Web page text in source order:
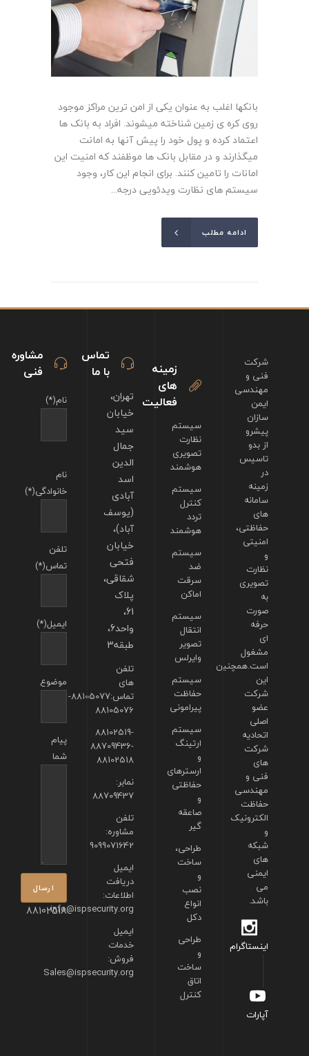
بانکها اغلب به عنوان یکی از امن ترین مراکز موجود
روی کره ی زمین شناخته میشوند. افراد به بانک ها
اعتماد کرده و پول خود را پیش آنها به امانت
میگذارند و در مقابل بانک ها موظفند که امنیت این
امانات را تامین کنند. برای انجام این کار، وجود
سیستم های نظارت ویدئویی درجه...
ادامه مطلب
مشاوره
فنی
نام(*)
نام
خانوادگی(*)
تلفن
تماس(*)
ایمیل(*)
موضوع
پیام
شما
88102518
تماس
با ما
تهران،
خیابان
سید
جمال
الدین
اسد
آبادی
(یوسف
آباد)،
خیابان
فتحی
شقاقی،
پلاک
61،
واحد6،
طبقه3
تلفن
های
تماس:88105077-
88105076
88102519-
88709436-
88102518
نمابر:
88709437
تلفن
مشاوره:
9099071642
ایمیل
دریافت
اطلاعات:
info@ispsecurity.org
ایمیل
خدمات
فروش:
Sales@ispsecurity.org
زمینه
های
فعالیت
سیستم
نظارت
تصویری
هوشمند
سیستم
کنترل
تردد
هوشمند
سیستم
ضد
سرقت
اماکن
سیستم
انتقال
تصویر
وایرلس
سیستم
حفاظت
پیرامونی
سیستم
ارتینگ
و
ارسترهای
حفاظتی
و
صاعقه
گیر
طراحی،
ساخت
و
نصب
انواع
دکل
طراحی
و
ساخت
اتاق
کنترل
شرکت
فنی و
مهندسی
ایمن
سازان
پیشرو
از بدو
تاسیس
در
زمینه
سامانه
های
حفاظتی،
امنیتی
و
نظارت
تصویری
به
صورت
حرفه
ای
مشغول
است.همچنین
این
شرکت
عضو
اصلی
اتحادیه
شرکت
های
فنی و
مهندسی
حفاظت
الکترونیک
و
شبکه
های
ایمنی
می
باشد.
اینستاگرام
آپارات